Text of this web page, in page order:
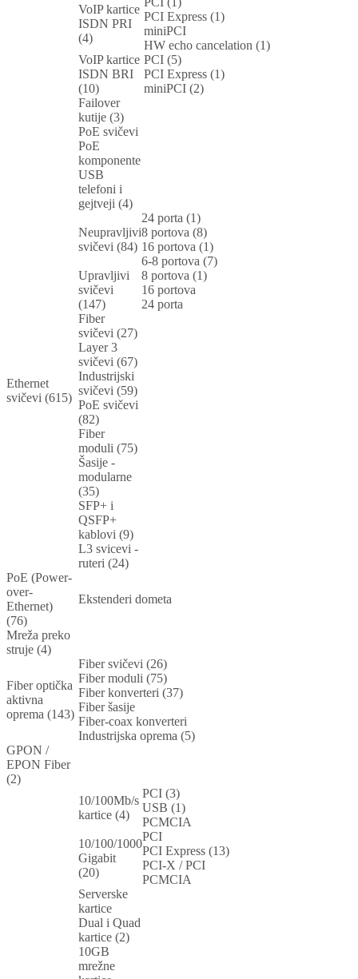
VoIP kartice
ISDN PRI
(4)
PCI Express (1)
miniPCI
HW echo cancelation (1)
VoIP kartice
ISDN BRI
(10)
PCI (5)
PCI Express (1)
miniPCI (2)
Failover
kutije (3)
PoE svičevi
PoE
komponente
USB
telefoni i
gejtveji (4)
Ethernet
svičevi (615)
Neupravljivi
svičevi (84)
24 porta (1)
8 portova (8)
16 portova (1)
6-8 portova (7)
Upravljivi
svičevi
(147)
8 portova (1)
16 portova
24 porta
Fiber
svičevi (27)
Layer 3
svičevi (67)
Industrijski
svičevi (59)
PoE svičevi
(82)
Fiber
moduli (75)
Šasije -
modularne
(35)
SFP+ i
QSFP+
kablovi (9)
L3 svicevi -
ruteri (24)
PoE (Power-
over-
Ethernet)
(76)
Ekstenderi dometa
Mreža preko
struje (4)
Fiber optička
aktivna
oprema (143)
Fiber svičevi (26)
Fiber moduli (75)
Fiber konverteri (37)
Fiber šasije
Fiber-coax konverteri
Industrijska oprema (5)
GPON /
EPON Fiber
(2)
10/100Mb/s
kartice (4)
PCI (3)
USB (1)
PCMCIA
10/100/1000
Gigabit
(20)
PCI
PCI Express (13)
PCI-X / PCI
PCMCIA
Serverske
kartice
Dual i Quad
kartice (2)
10GB
mrežne